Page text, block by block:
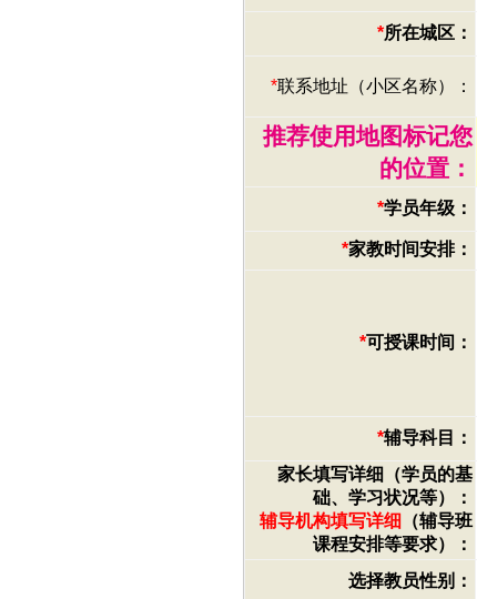
*所在城区：
*联系地址（小区名称）：
推荐使用地图标记您
的位置：
*学员年级：
*家教时间安排：
*可授课时间：
*辅导科目：
家长填写详细（学员的基
础、学习状况等）：
辅导机构填写详细 （辅导班
课程安排等要求）：
选择教员性别：